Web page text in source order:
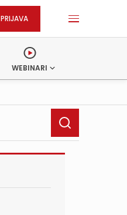
PRIJAVA
WEBINARI